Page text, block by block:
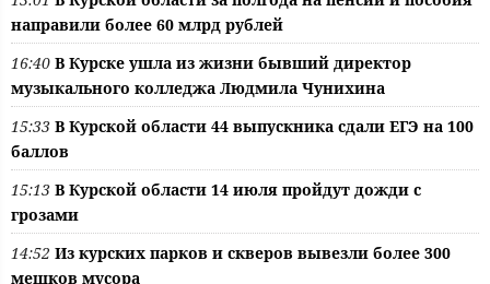
направили более 60 млрд рублей
16:40 В Курске ушла из жизни бывший директор
музыкального колледжа Людмила Чунихина
15:33 В Курской области 44 выпускника сдали ЕГЭ на 100
баллов
15:13 В Курской области 14 июля пройдут дожди с
грозами
14:52 Из курских парков и скверов вывезли более 300
мешков мусора